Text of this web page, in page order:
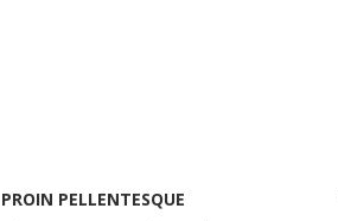
PROIN PELLENTESQUE